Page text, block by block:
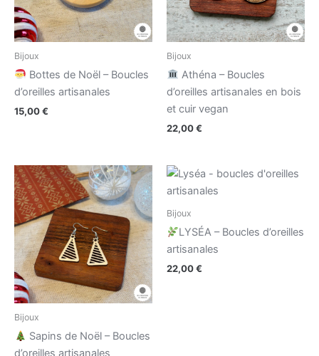
Bijoux
Bottes de Noël – Boucles
d’oreilles artisanales
15,00€
Bijoux
Athéna – Boucles
d’oreilles artisanales en bois
et cuir vegan
22,00€
Bijoux
Sapins de Noël – Boucles
d’oreilles artisanales
Bijoux
LYSÉA – Boucles d’oreilles
artisanales
22,00€